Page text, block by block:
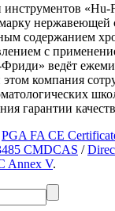
«Hu-
нержавеющей
содержанием
с
ведёт
компания
гарантии
PGA FA CE
CMDCAS /
Annex V.